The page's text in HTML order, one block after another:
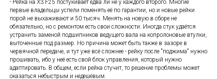
- Рейка на Х3 F25 постукивает едва ли не у каждого второго. Многие
первые владельцы успели поменять её по гарантии, но и новые рейки
порой не выхаживают и 50 тысяч. Менять на новую в сборе не
обязательно, но с ремонтом есть свои сложности. Иногда стук удаётся
устранить заменой подшипников ведущего вала на копролоновые втулки,
выточенные под размер. Но причина может быть также в зазоре в
червячной передаче, и тут уже всё сложнее - рейку после "поджима" нужно
прошивать, ибо у неё есть свой блок управления, который нужно
адаптировать. В общем, если рейка стучит, то решение проблемы может
оказаться небыстрым и недешёвым.